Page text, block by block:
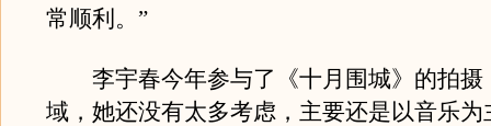
常顺利。”
李宇春今年参与了《十月围城》的拍摄
域，她还没有太多考虑，主要还是以音乐为